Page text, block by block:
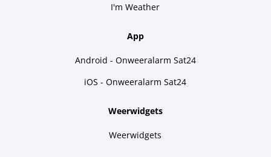
I'm Weather
App
Android - Onweeralarm Sat24
iOS - Onweeralarm Sat24
Weerwidgets
Weerwidgets